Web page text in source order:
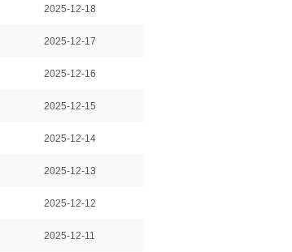
2025-12-18
2025-12-17
2025-12-16
2025-12-15
2025-12-14
2025-12-13
2025-12-12
2025-12-11